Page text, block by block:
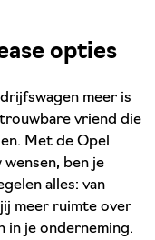
opties
meer is
vriend die
Met de Opel
wensen, ben je
alles: van
meer ruimte over
in je onderneming.